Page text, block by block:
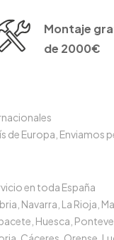
Montaje
de 2000€
Europa, Enviamos
en toda España
Navarra, La Rioja,
Huesca,